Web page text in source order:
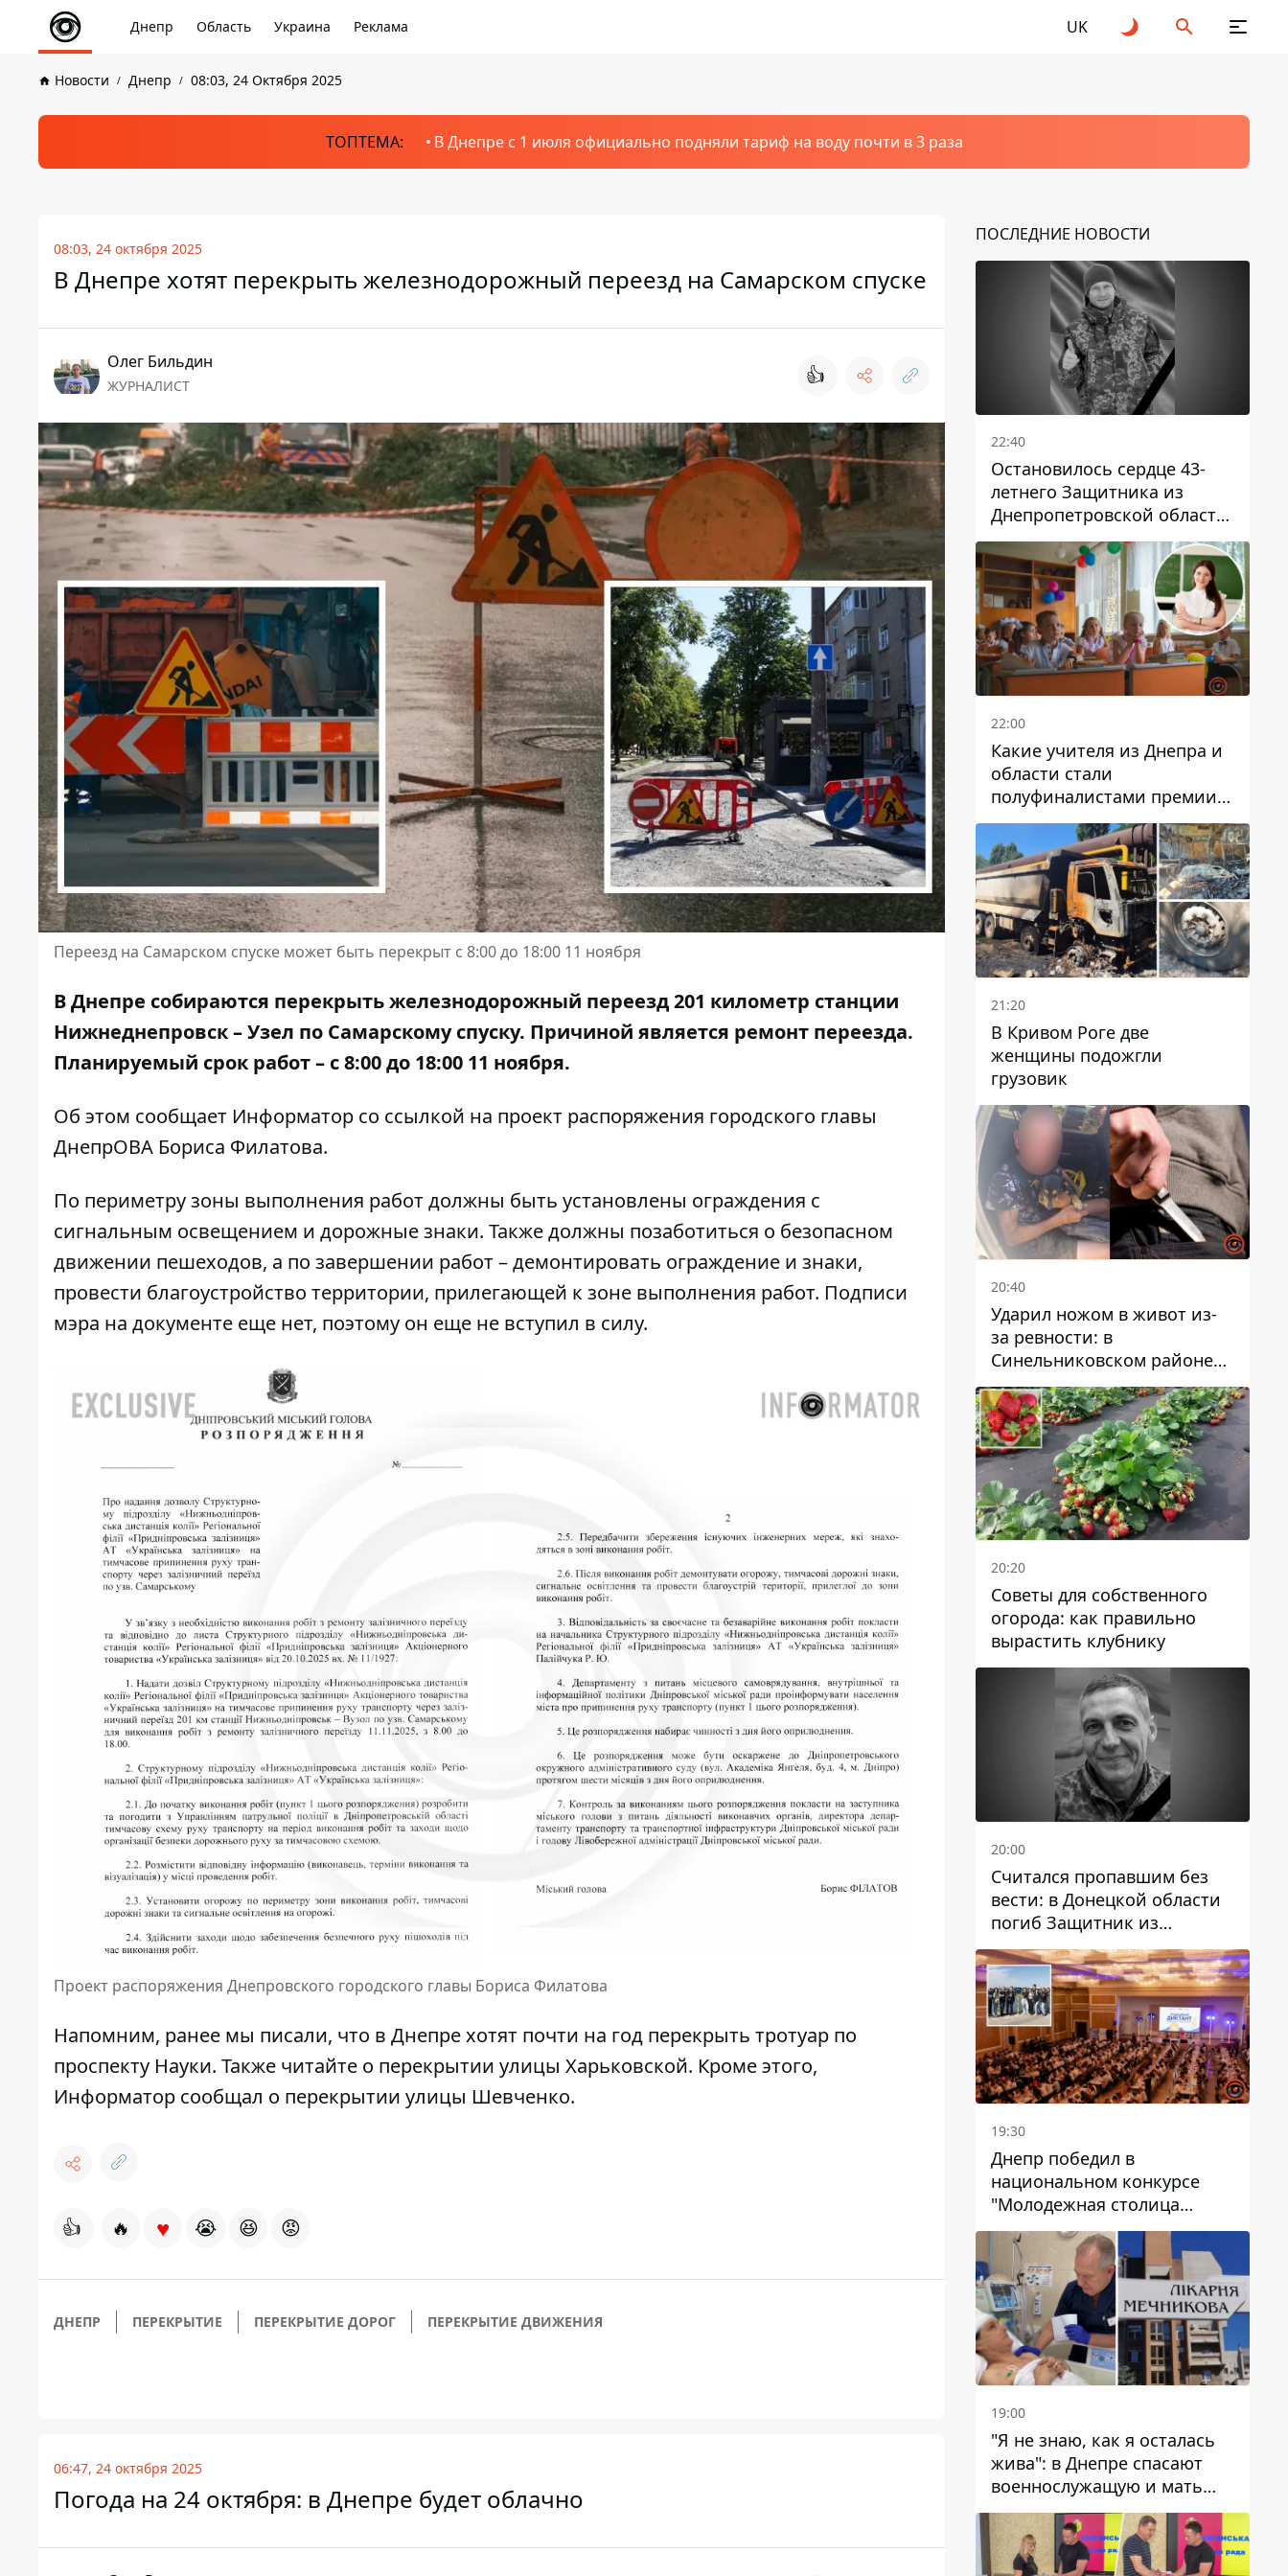
Днепр Область Украина Реклама UK
Новости Днепр 08:03, 24 Октября 2025
ТОПТЕМА: В Днепре с 1 июля официально подняли тариф на воду почти в 3 раза
08:03, 24 октября 2025
В Днепре хотят перекрыть железнодорожный переезд на Самарском спуске
Олег Бильдин
ЖУРНАЛИСТ 👍
Переезд на Самарском спуске может быть перекрыт с 8:00 до 18:00 11 ноября
В Днепре собираются перекрыть железнодорожный переезд 201 километр станции
Нижнеднепровск – Узел по Самарскому спуску. Причиной является ремонт переезда.
Планируемый срок работ – с 8:00 до 18:00 11 ноября.
Об этом сообщает Информатор со ссылкой на проект распоряжения городского главы
ДнепрОВА Бориса Филатова.
По периметру зоны выполнения работ должны быть установлены ограждения с
сигнальным освещением и дорожные знаки. Также должны позаботиться о безопасном
движении пешеходов, а по завершении работ – демонтировать ограждение и знаки,
провести благоустройство территории, прилегающей к зоне выполнения работ. Подписи
мэра на документе еще нет, поэтому он еще не вступил в силу.
Проект распоряжения Днепровского городского главы Бориса Филатова
Напомним, ранее мы писали, что в Днепре хотят почти на год перекрыть тротуар по
проспекту Науки. Также читайте о перекрытии улицы Харьковской. Кроме этого,
Информатор сообщал о перекрытии улицы Шевченко.
👍 🔥 ♥ 😭 😆 😡
ДНЕПР ПЕРЕКРЫТИЕ ПЕРЕКРЫТИЕ ДОРОГ ПЕРЕКРЫТИЕ ДВИЖЕНИЯ
06:47, 24 октября 2025
Погода на 24 октября: в Днепре будет облачно
ПОСЛЕДНИЕ НОВОСТИ
22:40
Остановилось сердце 43-
летнего Защитника из
Днепропетровской области
Евгения Зинченко
22:00
Какие учителя из Днепра и
области стали
полуфиналистами премии
Global Teacher Prize Ukraine
2026
21:20
В Кривом Роге две
женщины подожгли
грузовик
20:40
Ударил ножом в живот из-
за ревности: в
Синельниковском районе
задержали 49-летнего
мужчину за убийство
20:20
Советы для собственного
огорода: как правильно
вырастить клубнику
20:00
Считался пропавшим без
вести: в Донецкой области
погиб Защитник из
Каменского Антон
Красовский
19:30
Днепр победил в
национальном конкурсе
"Молодежная столица
Украины – 2026"
19:00
"Я не знаю, как я осталась
жива": в Днепре спасают
военнослужащую и мать
четверых детей, которую
ранил КАБ